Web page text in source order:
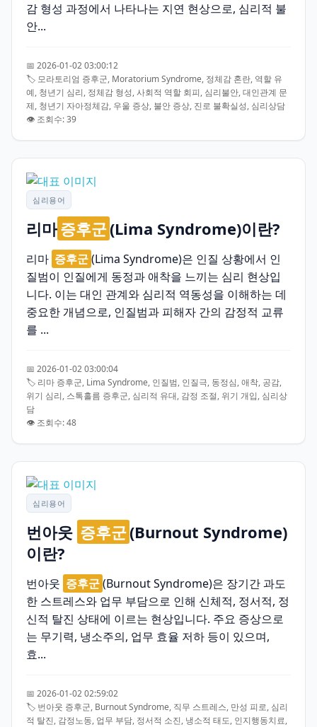
감 형성 과정에서 나타나는 지연 현상으로, 심리적 불
안...
📅 2026-01-02 03:00:12
🏷️ 모라토리엄 증후군, Moratorium Syndrome, 정체감 혼란, 역할 유
예, 청년기 심리, 정체감 형성, 사회적 역할 회피, 심리불안, 대인관계 문
제, 청년기 자아정체감, 우울 증상, 불안 증상, 진로 불확실성, 심리상담
👁️ 조회수: 39
심리용어
리마증후군(Lima Syndrome)이란?
리마 증후군(Lima Syndrome)은 인질 상황에서 인
질범이 인질에게 동정과 애착을 느끼는 심리 현상입
니다. 이는 대인 관계와 심리적 역동성을 이해하는 데
중요한 개념으로, 인질범과 피해자 간의 감정적 교류
를 ...
📅 2026-01-02 03:00:04
🏷️ 리마 증후군, Lima Syndrome, 인질범, 인질극, 동정심, 애착, 공감,
위기 심리, 스톡홀름 증후군, 심리적 유대, 감정 조절, 위기 개입, 심리상
담
👁️ 조회수: 48
심리용어
번아웃 증후군(Burnout Syndrome)
이란?
번아웃 증후군(Burnout Syndrome)은 장기간 과도
한 스트레스와 업무 부담으로 인해 신체적, 정서적, 정
신적 탈진 상태에 이르는 현상입니다. 주요 증상으로
는 무기력, 냉소주의, 업무 효율 저하 등이 있으며,
효...
📅 2026-01-02 02:59:02
🏷️ 번아웃 증후군, Burnout Syndrome, 직무 스트레스, 만성 피로, 심리
적 탈진, 감정노동, 업무 부담, 정서적 소진, 냉소적 태도, 인지행동치료,